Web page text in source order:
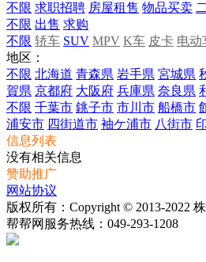
不限 求职招聘 房屋租售 物品买卖
不限 出售 求购
不限 轿车 SUV MPV K车 皮卡 电动
地区：
不限 北海道 青森県 岩手県 宮城県
賀県 京都府 大阪府 兵庫県 奈良県
不限 千葉市 銚子市 市川市 船橋市
浦安市 四街道市 袖ケ浦市 八街市
信息列表
没有相关信息
赞助推广
网站协议
版权所有：Copyright © 2013-2022
帮帮网服务热线： 049-293-1208